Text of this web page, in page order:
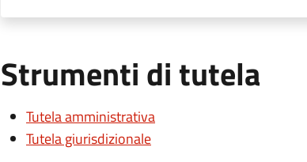
Strumenti di tutela
Tutela amministrativa
Tutela giurisdizionale